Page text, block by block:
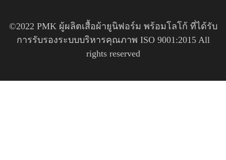
©2022 PMK ผู้ผลิตเสื้อผ้ายูนิฟอร์ม พร้อมโลโก้ ที่ได้รับ
การรับรองระบบบริหารคุณภาพ ISO 9001:2015 All
rights reserved